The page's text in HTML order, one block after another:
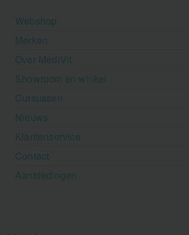
Webshop
Merken
Over MediVit
Showroom en winkel
Cursussen
Nieuws
Klantenservice
Contact
Aanbiedingen